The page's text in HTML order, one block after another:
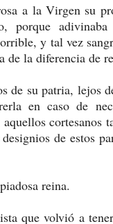
a la Virgen su
porque
y tal vez
de la diferencia de
de su patria, lejos
en caso de
cortesanos
de estos
reina.
que volvió a